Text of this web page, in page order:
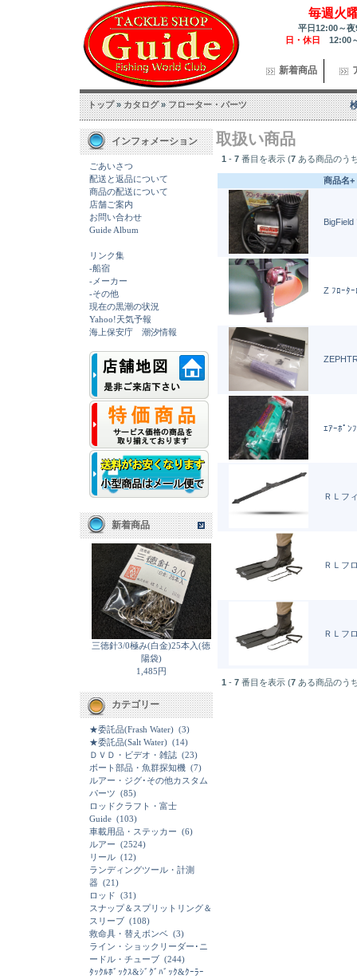
毎週火
平日12:00～
日・休日 12:00
新着商品
トップ»カタログ»フローター・パーツ
インフォメーション
ごあいさつ
配送と返品について
商品の配送について
店舗ご案内
お問い合わせ
Guide Album
リンク集
-船宿
-メーカー
-その他
現在の黒潮の状況
Yahoo!天気予報
海上保安庁 潮汐情報
新着商品
三徳針3/0極み(白金)25本入(徳
陽袋)
1,485円
カテゴリー
★委託品(Frash Water) (3)
★委託品(Salt Water) (14)
ＤＶＤ・ビデオ・雑誌 (23)
ボート部品・魚群探知機 (7)
ルアー・ジグ･その他カスタム
パーツ (85)
ロッドクラフト・富士
Guide (103)
車載用品・ステッカー (6)
ルアー (2524)
リール (12)
ランディングツール・計測
器 (21)
ロッド (31)
スナップ＆スプリットリング＆
スリーブ (108)
救命具・替えボンベ (3)
ライン・ショックリーダー･ニ
ードル・チューブ (244)
ﾀｯｸﾙﾎﾞｯｸｽ&ｼﾞｸﾞﾊﾞｯｸ&ｸｰﾗｰ
取扱い商品
1 - 7 番目を表示 (7 ある商品のう
商品名+
BigField
Z ﾌﾛｰﾀ
ｴｱｰﾎﾟﾝ
ＲＬフ
ＲＬフ
ＲＬフ
1 - 7 番目を表示 (7 ある商品のう